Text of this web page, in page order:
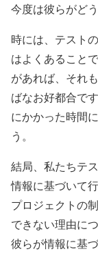
今度は彼らがど
時には、テスト
はよくあること
があれば、それ
ばなお好都合で
にかかった時間
う。
結局、私たちテ
情報に基づいて
プロジェクトの
できない理由に
彼らが情報に基